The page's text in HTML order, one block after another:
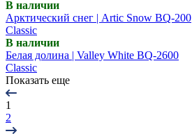
В наличии
Арктический снег | Artic Snow BQ-200
Classic
В наличии
Белая долина | Valley White BQ-2600
Classic
Показать еще
1
2